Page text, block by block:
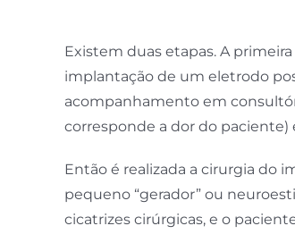
Existem duas etapas. A
implantação de um eletrodo
acompanhamento em
corresponde a dor do paciente)
Então é realizada a cirurgia do
pequeno “gerador” ou
cicatrizes cirúrgicas, e o